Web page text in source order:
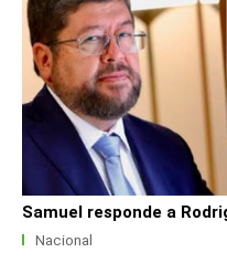
Samuel responde a
Nacional